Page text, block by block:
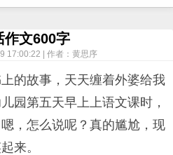
作文600字
17:00:22 | 作者：黄思序
的故事，天天缠着外婆给我
园第五天早上上语文课时，
，怎么说呢？真的尴尬，现
来。